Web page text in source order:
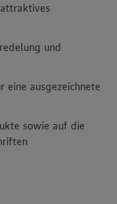
und
eine ausgezeichnete
sowie auf die